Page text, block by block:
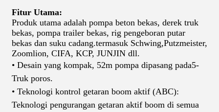
Fitur Utama:
Produk utama adalah pompa beton bekas, derek truk
bekas, pompa trailer bekas, rig pengeboran putar
bekas dan suku cadang.termasuk Schwing,Putzmeister,
Zoomlion, CIFA, KCP, JUNJIN dll.
• Desain yang kompak, 52m pompa dipasang pada5-
Truk poros.
• Teknologi kontrol getaran boom aktif (ABC):
Teknologi pengurangan getaran aktif boom di semua